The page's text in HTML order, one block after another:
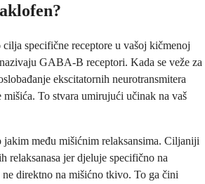
specifične receptore u vašoj kičmenoj
GABA-B receptori. Kada se veže za
ekscitatornih neurotransmitera
To stvara umirujući učinak na vaš
jakim među mišićnim relaksansima. Ciljaniji
relaksanasa jer djeluje specifično na
direktno na mišićno tkivo. To ga čini